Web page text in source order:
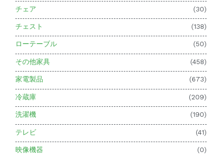
チェア (30)
チェスト (138)
ローテーブル (50)
その他家具 (458)
家電製品 (673)
冷蔵庫 (209)
洗濯機 (190)
テレビ (41)
映像機器 (0)